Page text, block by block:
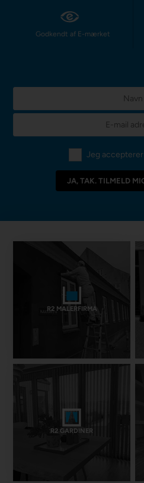
Godkendt af E-mærket
Jeg accepterer
R2 MALERFIRMA
R2 GARDINER